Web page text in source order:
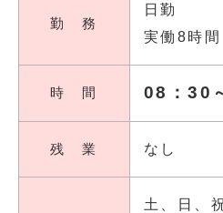
勤 務
日勤
実働8時
時 間 08：30
残 業 なし
土、日、